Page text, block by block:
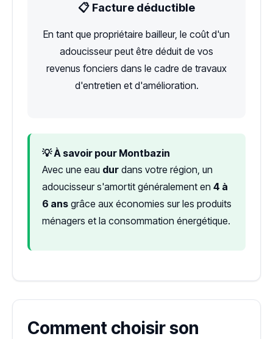
📋 Facture déductible
En tant que propriétaire bailleur, le coût d'un
adoucisseur peut être déduit de vos
revenus fonciers dans le cadre de travaux
d'entretien et d'amélioration.
💡 À savoir pour Montbazin
Avec une eau dur dans votre région, un
adoucisseur s'amortit généralement en 4 à
6 ans grâce aux économies sur les produits
ménagers et la consommation énergétique.
Comment choisir son